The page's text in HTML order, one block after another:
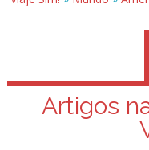
Artigos